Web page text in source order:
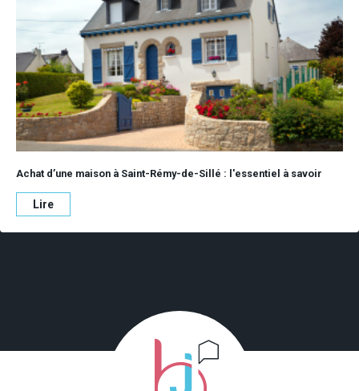
Achat d’une maison à Saint-Rémy-de-Sillé : l'essentiel à savoir
Lire